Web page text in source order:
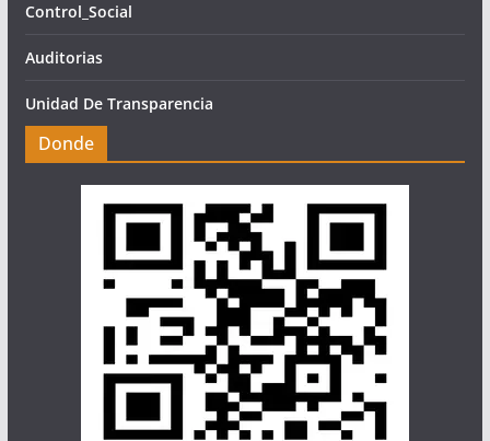
Control_Social
Auditorias
Unidad De Transparencia
Donde